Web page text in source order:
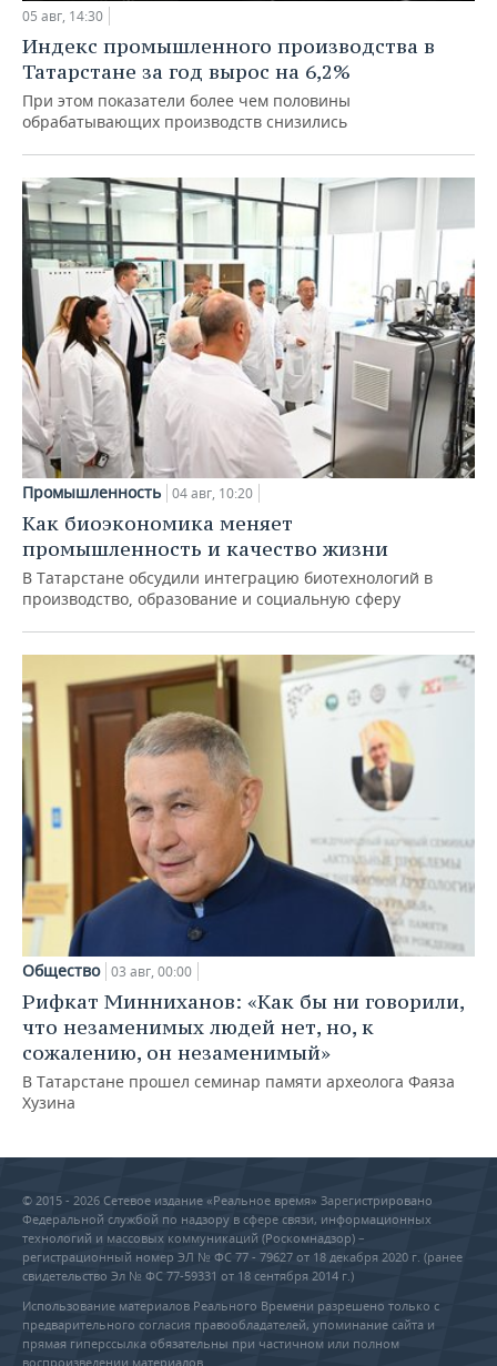
05 авг, 14:30
Индекс промышленного производства в
Татарстане за год вырос на 6,2%
При этом показатели более чем половины
обрабатывающих производств снизились
Промышленность 04 авг, 10:20
Как биоэкономика меняет
промышленность и качество жизни
В Татарстане обсудили интеграцию биотехнологий в
производство, образование и социальную сферу
Общество 03 авг, 00:00
Рифкат Минниханов: «Как бы ни говорили,
что незаменимых людей нет, но, к
сожалению, он незаменимый»
В Татарстане прошел семинар памяти археолога Фаяза
Хузина
© 2015 - 2026 Сетевое издание «Реальное время» Зарегистрировано
Федеральной службой по надзору в сфере связи, информационных
технологий и массовых коммуникаций (Роскомнадзор) –
регистрационный номер ЭЛ № ФС 77 - 79627 от 18 декабря 2020 г. (ранее
свидетельство Эл № ФС 77-59331 от 18 сентября 2014 г.)
Использование материалов Реального Времени разрешено только с
предварительного согласия правообладателей, упоминание сайта и
прямая гиперссылка обязательны при частичном или полном
воспроизведении материалов.